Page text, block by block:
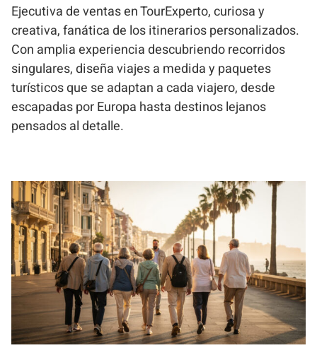
Ejecutiva de ventas en TourExperto, curiosa y
creativa, fanática de los itinerarios personalizados.
Con amplia experiencia descubriendo recorridos
singulares, diseña viajes a medida y paquetes
turísticos que se adaptan a cada viajero, desde
escapadas por Europa hasta destinos lejanos
pensados al detalle.